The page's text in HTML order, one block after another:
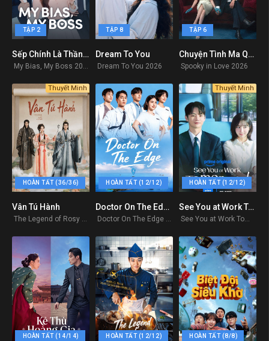
TẬP 2
1Sếp Chính Là Thần Tượng
TẬP 8
Dream To You
Dream To You 2026
TẬP 6
8.538Chuyện Tình Ma Quái
Spooky in Love 2026
HOÀN TẤT (36/36)
Thuyết Minh
Vân Tú Hành
The Legend of Rosy Clouds 2026
HOÀN TẤT (12/12)
0
Doctor On The Edge
Doctor On The Edge 2026
HOÀN TẤT (12/12)
0
Thuyết Minh
See You at Work Tomorrow
See You at Work Tomorrow 2026
HOÀN TẤT (14/14) HOÀN TẤT (12/12) HOÀN TẤT (8/8)